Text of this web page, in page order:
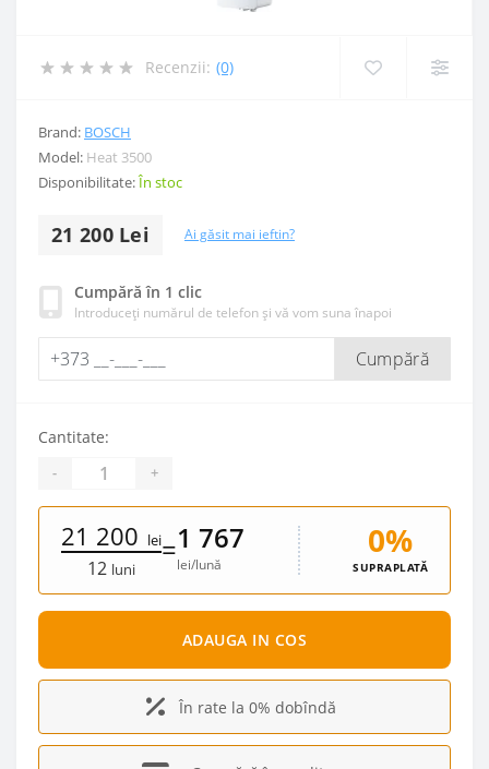
Recenzii: (0)
Brand: BOSCH
Model: Heat 3500
Disponibilitate:În stoc
21 200 Lei Ai găsit mai ieftin?
Cumpără în 1 clic
Introduceți numărul de telefon și vă vom suna înapoi
Cumpără
Cantitate:
- +
21 200 lei
12 luni
=1 767
lei/lună
0%
SUPRAPLATĂ
ADAUGA IN COS
În rate la 0% dobîndă